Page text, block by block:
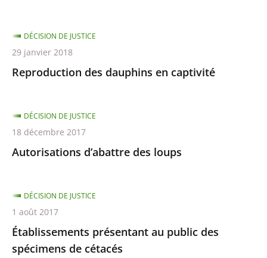
Reproduction des dauphins en captivité
DÉCISION DE JUSTICE
29 janvier 2018
Autorisations d’abattre des loups
DÉCISION DE JUSTICE
18 décembre 2017
Établissements présentant au public des
spécimens de cétacés
DÉCISION DE JUSTICE
1 août 2017